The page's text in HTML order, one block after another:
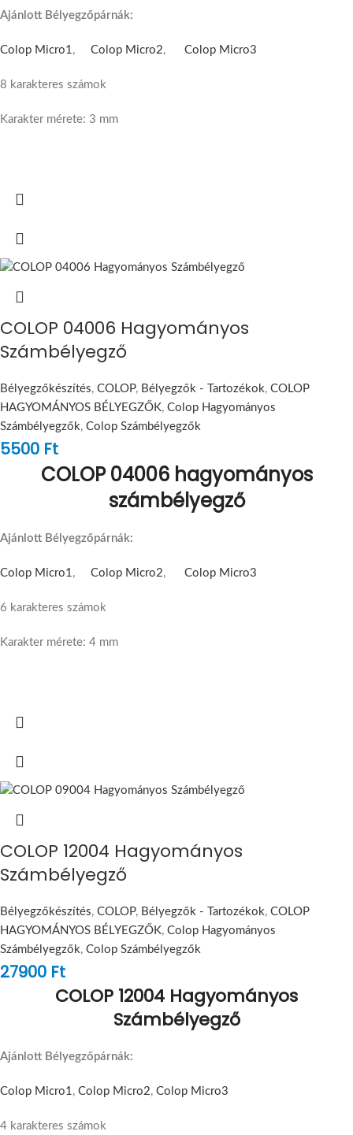
Ajánlott Bélyegzőpárnák:
Colop Micro1, Colop Micro2, Colop Micro3
8 karakteres számok
Karakter mérete: 3 mm
COLOP 04006 Hagyományos
Számbélyegző
Bélyegzőkészítés, COLOP, Bélyegzők - Tartozékok, COLOP
HAGYOMÁNYOS BÉLYEGZŐK, Colop Hagyományos
Számbélyegzők, Colop Számbélyegzők
5500 Ft
COLOP 04006 hagyományos
számbélyegző
Ajánlott Bélyegzőpárnák:
Colop Micro1, Colop Micro2, Colop Micro3
6 karakteres számok
Karakter mérete: 4 mm
COLOP 12004 Hagyományos
Számbélyegző
Bélyegzőkészítés, COLOP, Bélyegzők - Tartozékok, COLOP
HAGYOMÁNYOS BÉLYEGZŐK, Colop Hagyományos
Számbélyegzők, Colop Számbélyegzők
27900 Ft
COLOP 12004 Hagyományos
Számbélyegző
Ajánlott Bélyegzőpárnák:
Colop Micro1, Colop Micro2, Colop Micro3
4 karakteres számok